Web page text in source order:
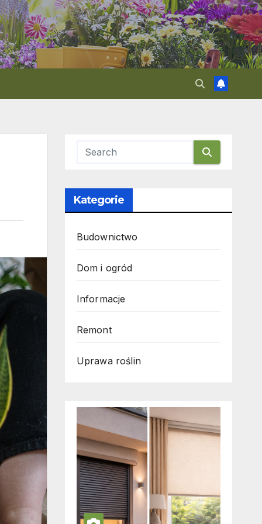
Kategorie
Budownictwo
Dom i ogród
Informacje
Remont
Uprawa roślin